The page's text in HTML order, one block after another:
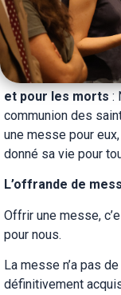
et pour les morts :
communion des
une messe pour
donné sa vie pour
L’offrande de
Offrir une messe,
pour nous.
La messe n’a pas
définitivement